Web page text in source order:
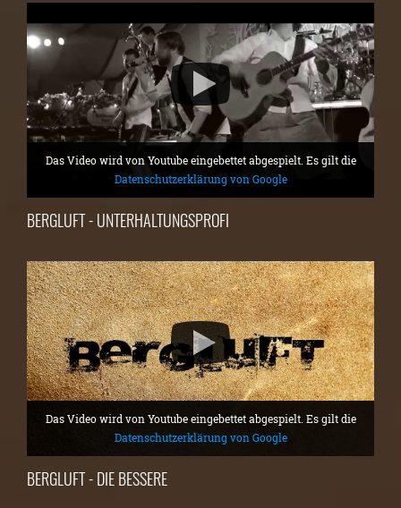
Das Video wird von Youtube eingebettet abgespielt. Es gilt die
Datenschutzerklärung von Google
BERGLUFT - UNTERHALTUNGSPROFI
Das Video wird von Youtube eingebettet abgespielt. Es gilt die
Datenschutzerklärung von Google
BERGLUFT - DIE BESSERE